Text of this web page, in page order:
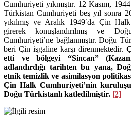
Cumhuriyeti yıkmıştır. 12 Kasım,
Türkistan Cumhuriyeti beş yıl sonra
yıkılmış ve Aralık 1949′da Çin
girerek konuşlandırılmış ve
Cumhuriyeti’ne bağlanmıştır. Doğu
beri Çin işgaline karşı direnmektedir.
etti ve bölgeyi “Sincan”
adlandırdığı tarihten bu yana,
etnik temizlik ve asimilasyon
Çin Halk Cumhuriyeti’nin
Doğu Türkistanlı katledilmiştir. [2]